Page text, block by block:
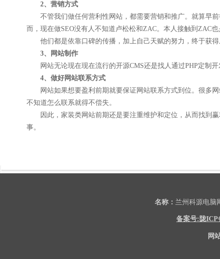
2、营销方式
不管我们做任何营利性网站，都需要营销和推广。就算早前
而，现在做SEO没有人不知道卢松松和ZAC。本人接触到ZAC
他们都是依靠口碑的传播，加上自己天赋的努力，终于获得
3、网站制作
网站无论现在现在流行的开源CMS还是找人通过PHP定制开
4、做好网站联系方式
网站如果想要盈利前期就要保证网站联系方式到位。很多网
不知道怎么联系就得不偿失。
因此，家装类网站前期还是要注重维护和定位，从而找到赢
事。
名称： 兰州科源电
备案号:陇ICP
网